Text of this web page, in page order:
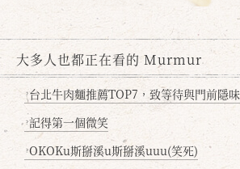
大多人也都正在看的 Murmur
? 台北牛肉麵推薦TOP7，致等待與門前隱味
?記得第一個微笑
?OKOKu斯掰溪u斯掰溪uuu(笑死)